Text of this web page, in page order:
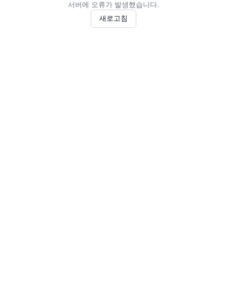
서버에 오류가 발생했습니다.
새로고침